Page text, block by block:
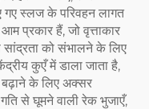
गए स्लज के परिवहन लागत
प्रकार हैं, जो वृत्ताकार
को संभालने के लिए
कुएँ में डाला जाता है,
के लिए अक्सर
से घूमने वाली रेक भुजाएँ,